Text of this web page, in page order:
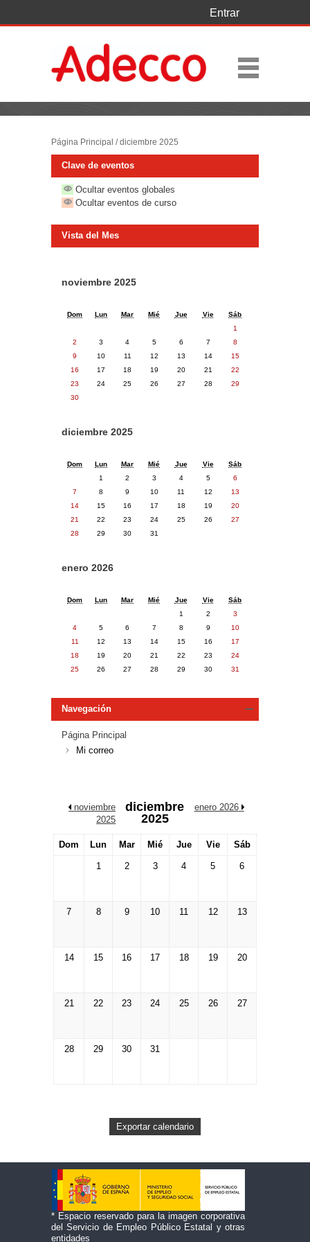
Entrar
Página Principal / diciembre 2025
Clave de eventos
Ocultar eventos globales
Ocultar eventos de curso
Vista del Mes
noviembre 2025
Dom Lun Mar Mié Jue Vie
Sáb
1
2
3 4 5 6 7
8
9
10 11 12 13 14
15
16
17 18 19 20 21
22
23
24 25 26 27 28
29
30
diciembre 2025
Dom Lun Mar Mié Jue Vie
Sáb
1
2 3 4 5
6
7
8 9 10 11 12
13
14
15 16 17 18 19
20
21
22 23 24 25 26
27
28
29 30 31
enero 2026
Dom Lun Mar Mié Jue Vie
Sáb
1
2
3
4
5 6 7 8 9
10
11
12 13 14 15 16
17
18
19 20 21 22 23
24
25
26 27 28 29 30 31
Navegación
Página Principal
Mi correo
/ noviembre
2025
diciembre
2025
enero 2026 /
Dom Lun Mar Mié Jue Vie Sáb
1 2 3 4 5 6
7 8 9 10 11 12 13
14 15 16 17 18 19 20
21 22 23 24 25 26 27
28 29 30 31
* Espacio reservado para la imagen corporativa
del Servicio de Empleo Público Estatal y otras
entidades